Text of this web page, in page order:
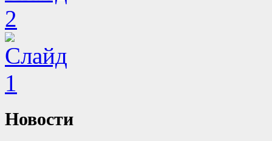
Новости